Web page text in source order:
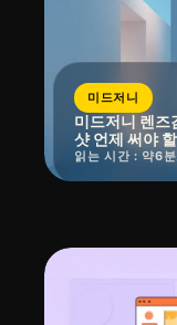
미드저니
미드저니 렌즈
샷 언제 써야
읽는 시간 : 약6분